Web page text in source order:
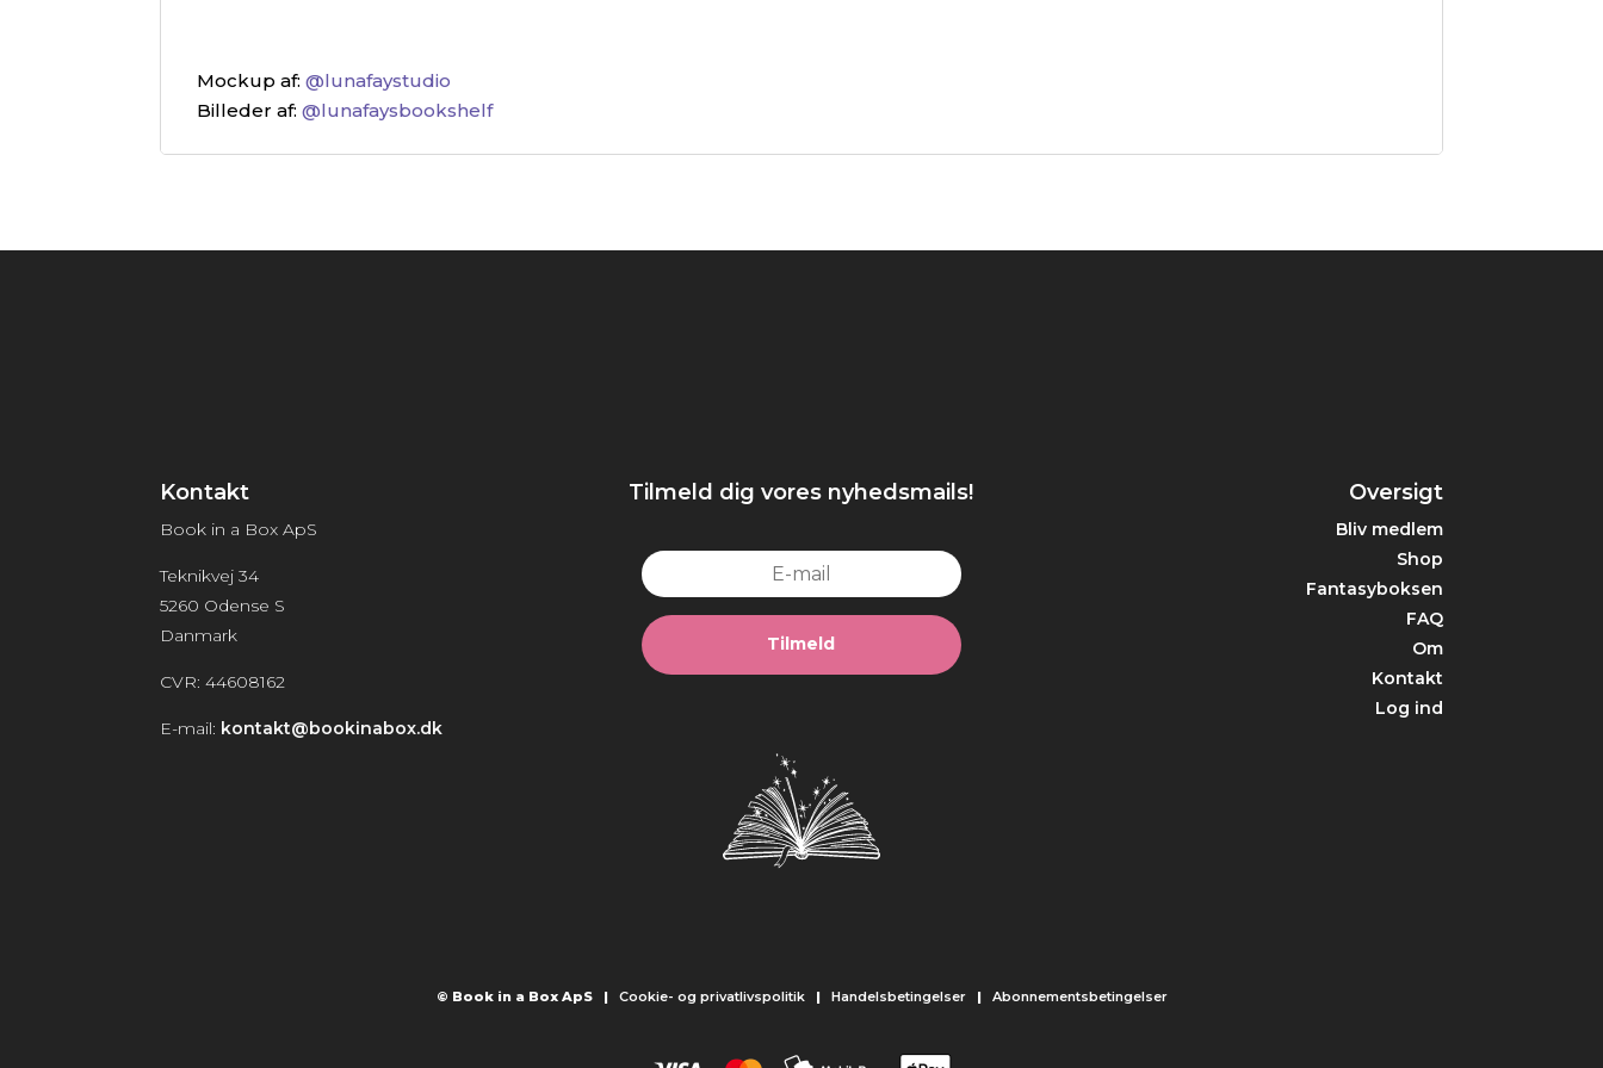
Mockup af:@lunafaystudio
Billeder af:@lunafaysbookshelf
Kontakt
Book in a Box ApS
Teknikvej 34
5260 Odense S
Danmark
CVR: 44608162
E-mail: kontakt@bookinabox.dk
Tilmeld dig vores nyhedsmails!
Tilmeld
Oversigt
Bliv medlem
Shop
Fantasyboksen
FAQ
Om
Kontakt
Log ind
© Book in a Box ApS | Cookie- og privatlivspolitik| Handelsbetingelser| Abonnementsbetingelser